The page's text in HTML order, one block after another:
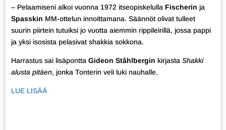
– Pelaamiseni alkoi vuonna 1972 itseopiskelulla Fischerin ja
Spasskin MM-ottelun innoittamana. Säännöt olivat tulleet
suurin piirtein tutuiksi jo vuotta aiemmin rippileirillä, jossa pappi
ja yksi isosista pelasivat shakkia sokkona.
Harrastus sai lisäpontta Gideon Ståhlbergin kirjasta Shakki
alusta pitäen, jonka Tonterin veli luki nauhalle.
LUE LISÄÄ